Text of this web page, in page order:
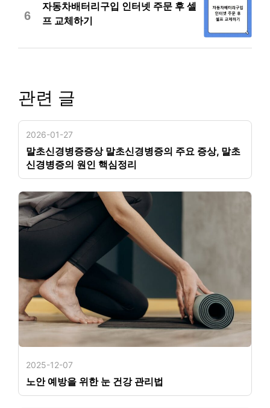
6
자동차배터리구입 인터넷 주문 후 셀
프 교체하기
관련 글
2026-01-27
말초신경병증증상 말초신경병증의 주요 증상, 말초
신경병증의 원인 핵심정리
2025-12-07
노안 예방을 위한 눈 건강 관리법